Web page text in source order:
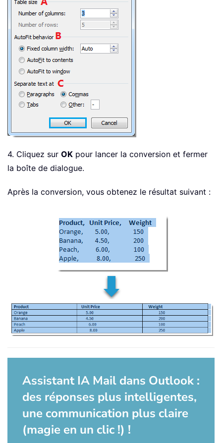
4. Cliquez sur OK pour lancer la conversion et fermer
la boîte de dialogue.
Après la conversion, vous obtenez le résultat suivant :
Assistant IA Mail dans Outlook :
des réponses plus intelligentes,
une communication plus claire
(magie en un clic !) !